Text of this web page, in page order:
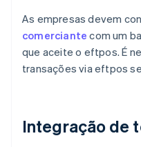
As empresas devem
comerciante com um
que aceite o eftpos. É
transações via eftpos
Integração de